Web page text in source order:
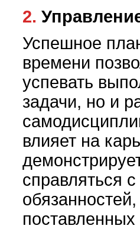
2.
Успешное
времени
успевать
задачи, но и
влияет на
справляться